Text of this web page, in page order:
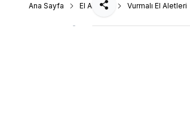
Ana Sayfa El Aletleri Vurmalı El Aletleri
Paylaş